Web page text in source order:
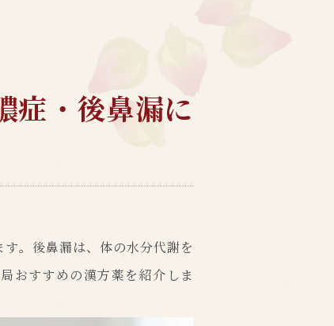
症・後鼻漏に
。後鼻漏は、体の水分代謝を
おすすめの漢方薬を紹介しま